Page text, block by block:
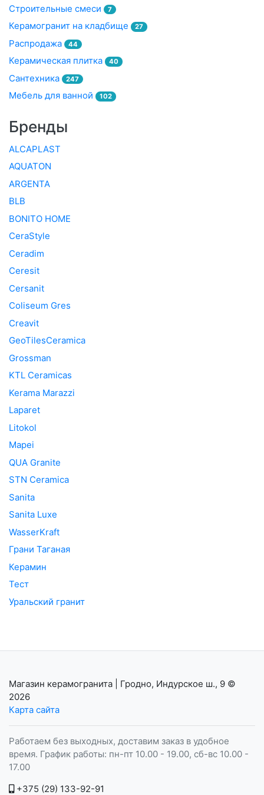
Строительные смеси 7
Керамогранит на кладбище 27
Распродажа 44
Керамическая плитка 40
Сантехника 247
Мебель для ванной 102
Бренды
ALCAPLAST
AQUATON
ARGENTA
BLB
BONITO HOME
CeraStyle
Ceradim
Ceresit
Cersanit
Coliseum Gres
Creavit
GeoTilesCeramica
Grossman
KTL Ceramicas
Kerama Marazzi
Laparet
Litokol
Mapei
QUA Granite
STN Ceramica
Sanita
Sanita Luxe
WasserKraft
Грани Таганая
Керамин
Тест
Уральский гранит
Магазин керамогранита | Гродно, Индурское ш., 9 ©
2026
Карта сайта
Работаем без выходных, доставим заказ в удобное
время. График работы: пн-пт 10.00 - 19.00, сб-вс 10.00 -
17.00
+375 (29) 133-92-91